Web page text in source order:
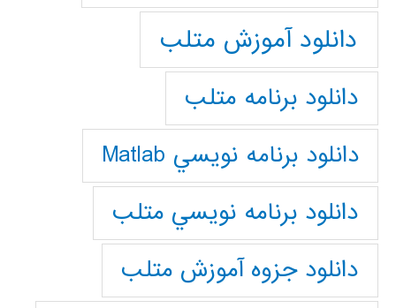
دانلود آموزش متلب
دانلود برنامه متلب
دانلود برنامه نويسي Matlab
دانلود برنامه نويسي متلب
دانلود جزوه آموزش متلب